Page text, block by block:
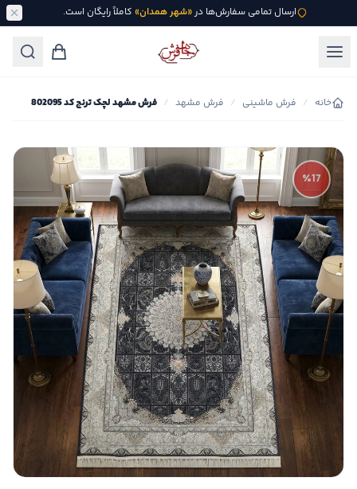
ارسال تمامی سفارش‌ها در«شهر همدان» کاملاً رایگان است.
خانه / فرش ماشینی / فرش مشهد / فرش مشهد لچک ترنج کد 802095
٪17